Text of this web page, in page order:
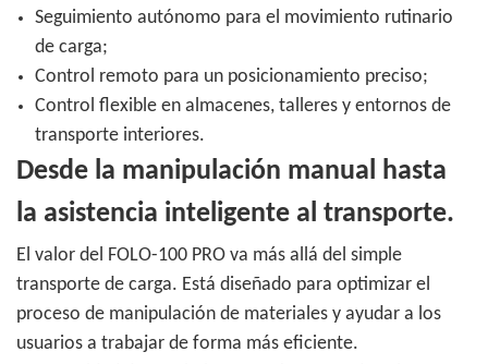
Seguimiento autónomo para el movimiento rutinario
de carga;
Control remoto para un posicionamiento preciso;
Control flexible en almacenes, talleres y entornos de
transporte interiores.
Desde la manipulación manual hasta
la asistencia inteligente al transporte.
El valor del FOLO-100 PRO va más allá del simple
transporte de carga. Está diseñado para optimizar el
proceso de manipulación de materiales y ayudar a los
usuarios a trabajar de forma más eficiente.